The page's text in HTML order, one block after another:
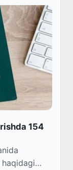
154
haqidagi